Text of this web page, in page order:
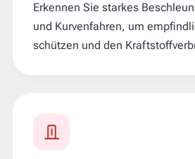
Erkennen Sie starkes
und Kurvenfahren, um
schützen und den